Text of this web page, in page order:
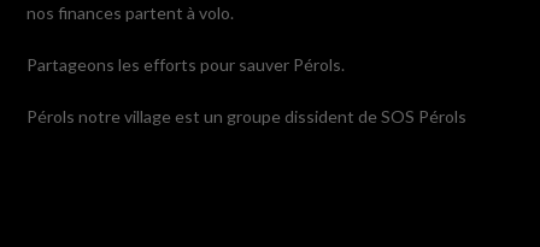
nos finances partent à volo.
Partageons les efforts pour sauver Pérols.
Pérols notre village est un groupe dissident de SOS Pérols